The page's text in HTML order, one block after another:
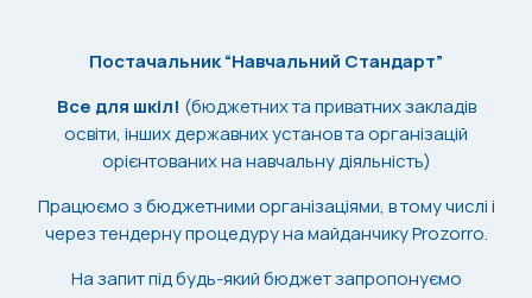
Постачальник “Навчальний Стандарт”
Все для шкіл! (бюджетних та приватних закладів
освіти, інших державних установ та організацій
орієнтованих на навчальну діяльність)
Працюємо з бюджетними організаціями, в тому числі і
через тендерну процедуру на майданчику Prozorro.
На запит під будь-який бюджет запропонуємо